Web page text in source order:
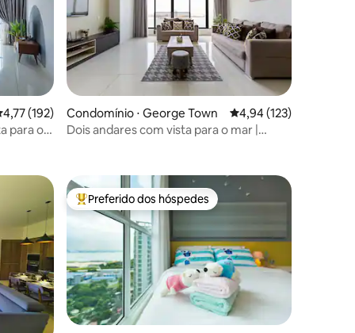
de uma avaliação média de 5, 192 avaliações
4,77 (192)
para o
Condomínio ⋅ George Town 4,94 de uma avaliação
4,94 (123)
Dois andares com vista para o mar |
Entre os melhores preferidos dos hóspedes
Preferido dos hóspedes